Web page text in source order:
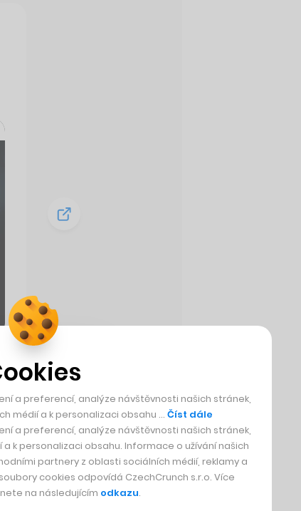
a preferencí, analýze návštěvnosti našich stránek,
médií a k personalizaci obsahu … Číst dále
a preferencí, analýze návštěvnosti našich stránek,
k personalizaci obsahu. Informace o užívání našich
partnery z oblasti sociálních médií, reklamy a
cookies odpovídá CzechCrunch s.r.o. Více
na následujícím odkazu.